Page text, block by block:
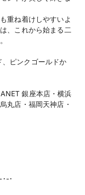
重ね着けしやすいよ
、これから始まる二
ピンクゴールドか
銀座本店・横浜
丸店・福岡天神店・
-･-･